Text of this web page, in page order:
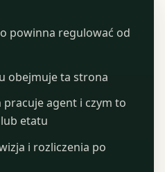
powinna regulować od
obejmuje ta strona
agent i czym to
etatu
i rozliczenia po